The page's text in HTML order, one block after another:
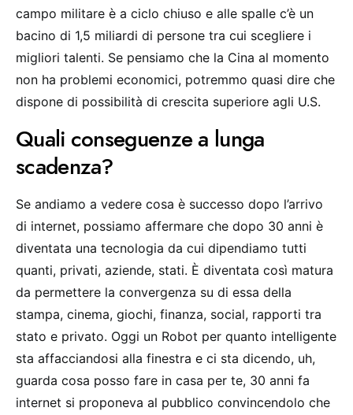
campo militare è a ciclo chiuso e alle spalle c’è un
bacino di 1,5 miliardi di persone tra cui scegliere i
migliori talenti. Se pensiamo che la Cina al momento
non ha problemi economici, potremmo quasi dire che
dispone di possibilità di crescita superiore agli U.S.
Quali conseguenze a lunga
scadenza?
Se andiamo a vedere cosa è successo dopo l’arrivo
di internet, possiamo affermare che dopo 30 anni è
diventata una tecnologia da cui dipendiamo tutti
quanti, privati, aziende, stati. È diventata così matura
da permettere la convergenza su di essa della
stampa, cinema, giochi, finanza, social, rapporti tra
stato e privato. Oggi un Robot per quanto intelligente
sta affacciandosi alla finestra e ci sta dicendo, uh,
guarda cosa posso fare in casa per te, 30 anni fa
internet si proponeva al pubblico convincendolo che